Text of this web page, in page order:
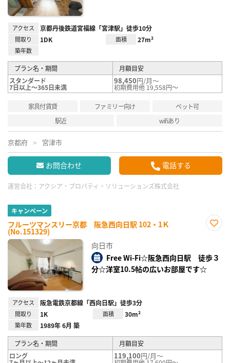
アクセス 京都丹後鉄道宮福線「宮津駅」徒歩10分
間取り 1DK 面積 27m²
築年数
プラン名・期間
月額目安
スタンダード
7日以上～365日未満
98,450円/月～
初期費用他 19,558円～
家具付賃貸 ファミリー向け
ペット可
駅近
wifiあり
京都府 宮津市
お問合わせ 電話する
運営会社： アクシア・プロパティ・ソリューションズ株式会社
キャンペーン
フルーツマンスリー京都 阪急西向日駅 102・1Ｋ
(No.151329)
録
向日市
Free Wi-Fi☆阪急西向日駅 徒歩３
分☆洋室10.5帖の広いお部屋です☆
アクセス 阪急電鉄京都線「西向日駅」徒歩3分
間取り 1K 面積 30m²
築年数 1989年 6月 築
プラン名・期間
月額目安
ロング
119,100円/月～